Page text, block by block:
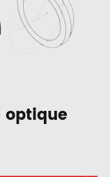
optique